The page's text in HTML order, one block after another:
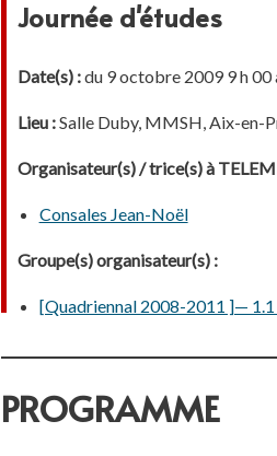
Journée d'études
Date(s) :du 9 octobre 2009 9 h 00
Lieu :Salle Duby, MMSH, Aix-en-
Organisateur(s) / trice(s) à
Consales Jean-Noël
Groupe(s) organisateur(s) :
[Quadriennal 2008-2011 ]— 1.1
PROGRAMME